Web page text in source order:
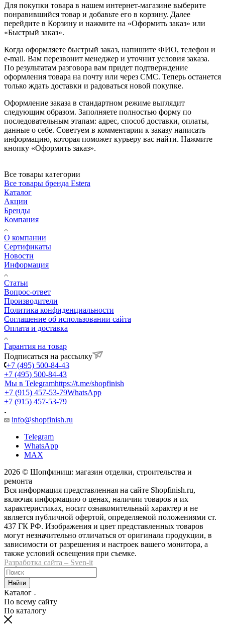
Для покупки товара в нашем интернет-магазине выберите
понравившийся товар и добавьте его в корзину. Далее
перейдите в Корзину и нажмите на «Оформить заказ» или
«Быстрый заказ».
Когда оформляете быстрый заказ, напишите ФИО, телефон и
e-mail. Вам перезвонит менеджер и уточнит условия заказа.
По результатам разговора вам придет подтверждение
оформления товара на почту или через СМС. Теперь останется
только ждать доставки и радоваться новой покупке.
Оформление заказа в стандартном режиме выглядит
следующим образом. Заполняете полностью форму по
последовательным этапам: адрес, способ доставки, оплаты,
данные о себе. Советуем в комментарии к заказу написать
информацию, которая поможет курьеру вас найти. Нажмите
кнопку «Оформить заказ».
Все товары категории
Все товары бренда Estera
Каталог
Акции
Бренды
Компания
О компании
Сертификаты
Новости
Информация
Статьи
Вопрос-ответ
Производители
Политика конфиденциальности
Соглашение об использовании сайта
Оплата и доставка
Гарантия на товар
Подписаться на рассылку
+7 (495) 500-84-43
+7 (495) 500-84-43
Мы в Telegramhttps://t.me/shopfinish
+7 (915) 457-53-79WhatsApp
+7 (915) 457-53-79
info@shopfinish.ru
Telegram
WhatsApp
MAX
2026 © Шопфиниш: магазин отделки, строительства и
ремонта
Вся информация представленная на сайте Shopfinish.ru,
включая информацию о ценах, наличии товаров и их
характеристиках, носит ознакомительный характер и не
является публичной офертой, определяемой положениями ст.
437 ГК РФ. Изображения и цвет представленных товаров
могут незначительно отличаться от оригинала продукции, в
зависимости от разрешения и настроек вашего монитора, а
также условий освещения при съемке.
Разработка сайта – Sven-it
Найти
Каталог
По всему сайту
По каталогу